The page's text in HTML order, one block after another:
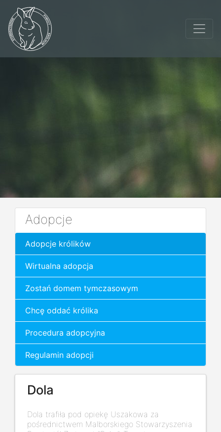
Adopcje
Adopcje królików
Wirtualna adopcja
Zostań domem tymczasowym
Chcę oddać królika
Procedura adopcyjna
Regulamin adopcji
Dola
Dola trafiła pod opiekę Uszakowa za
pośrednictwem Malborskiego Stowarzyszenia